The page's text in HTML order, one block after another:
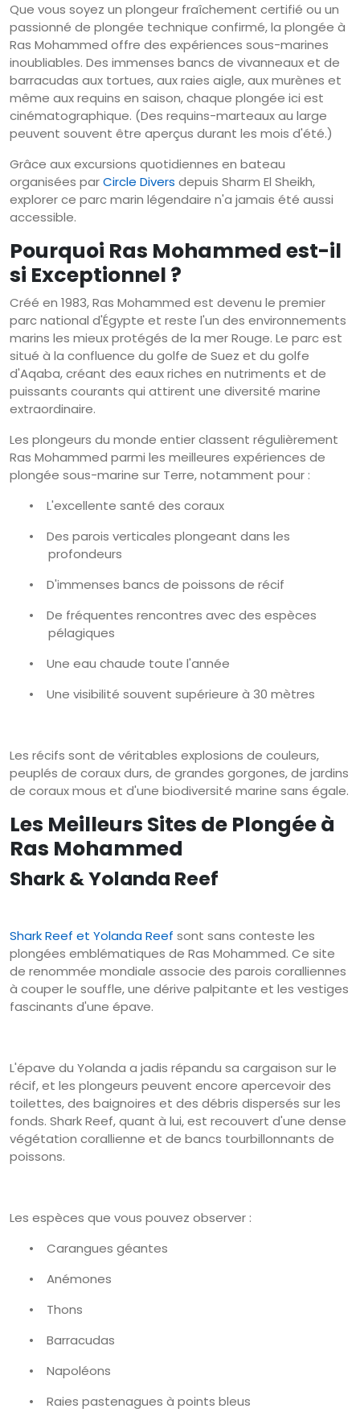
Que vous soyez un plongeur fraîchement certifié ou un
passionné de plongée technique confirmé, la plongée à
Ras Mohammed offre des expériences sous-marines
inoubliables. Des immenses bancs de vivanneaux et de
barracudas aux tortues, aux raies aigle, aux murènes et
même aux requins en saison, chaque plongée ici est
cinématographique. (Des requins-marteaux au large
peuvent souvent être aperçus durant les mois d'été.)
Grâce aux excursions quotidiennes en bateau
organisées parCircle Divers depuis Sharm El Sheikh,
explorer ce parc marin légendaire n'a jamais été aussi
accessible.
Pourquoi Ras Mohammed est-il
si Exceptionnel ?
Créé en 1983, Ras Mohammed est devenu le premier
parc national d'Égypte et reste l'un des environnements
marins les mieux protégés de la mer Rouge. Le parc est
situé à la confluence du golfe de Suez et du golfe
d'Aqaba, créant des eaux riches en nutriments et de
puissants courants qui attirent une diversité marine
extraordinaire.
Les plongeurs du monde entier classent régulièrement
Ras Mohammed parmi les meilleures expériences de
plongée sous-marine sur Terre, notamment pour :
•
L'excellente santé des coraux
•
Des parois verticales plongeant dans les
profondeurs
•
D'immenses bancs de poissons de récif
•
De fréquentes rencontres avec des espèces
pélagiques
•
Une eau chaude toute l'année
•
Une visibilité souvent supérieure à 30 mètres
Les récifs sont de véritables explosions de couleurs,
peuplés de coraux durs, de grandes gorgones, de jardins
de coraux mous et d'une biodiversité marine sans égale.
Les Meilleurs Sites de Plongée à
Ras Mohammed
Shark & Yolanda Reef
Shark Reef et Yolanda Reef sont sans conteste les
plongées emblématiques de Ras Mohammed. Ce site
de renommée mondiale associe des parois coralliennes
à couper le souffle, une dérive palpitante et les vestiges
fascinants d'une épave.
L'épave du Yolanda a jadis répandu sa cargaison sur le
récif, et les plongeurs peuvent encore apercevoir des
toilettes, des baignoires et des débris dispersés sur les
fonds. Shark Reef, quant à lui, est recouvert d'une dense
végétation corallienne et de bancs tourbillonnants de
poissons.
Les espèces que vous pouvez observer :
•
Carangues géantes
•
Anémones
•
Thons
•
Barracudas
•
Napoléons
•
Raies pastenagues à points bleus